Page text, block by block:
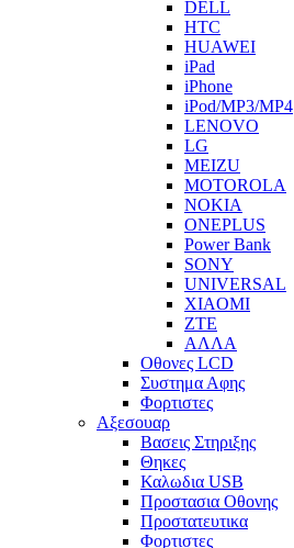
DELL
HTC
HUAWEI
iPad
iPhone
iPod/MP3/MP4
LENOVO
LG
MEIZU
MOTOROLA
NOKIA
ONEPLUS
Power Bank
SONY
UNIVERSAL
XIAOMI
ZTE
ΑΛΛΑ
Οθονες LCD
Συστημα Αφης
Φορτιστες
Αξεσουαρ
Βασεις Στηριξης
Θηκες
Καλωδια USB
Προστασια Οθονης
Προστατευτικα
Φορτιστες